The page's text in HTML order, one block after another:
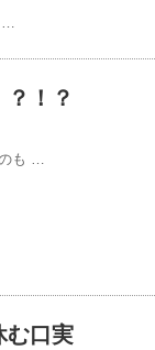
…
？！？
も …
む口実